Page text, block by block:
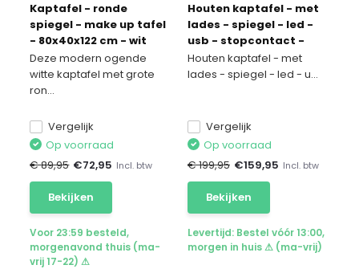
Kaptafel - ronde
spiegel - make up tafel
- 80x40x122 cm - wit
Deze modern ogende
witte kaptafel met grote
ron...
Vergelijk
Op voorraad
€ 89,95 €72,95 Incl. btw
Bekijken
Voor 23:59 besteld,
morgenavond thuis (ma-
vrij 17-22) ⚠
Houten kaptafel - met
lades - spiegel - led -
usb - stopcontact -
140x94x43cm
Houten kaptafel - met
lades - spiegel - led - u...
Vergelijk
Op voorraad
€ 199,95 €159,95 Incl. btw
Bekijken
Levertijd: Bestel vóór 13:00,
morgen in huis ⚠ (ma-vrij)